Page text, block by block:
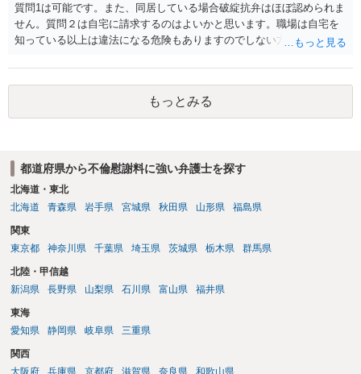
質問1は可能です。また、同居している場合破綻抗弁はほぼ認められま
せん。質問２は自宅に請求するのはよいかと思います。職場は自宅を
知っている以上は違法になる危険もありますのでしない方が良いで
かと思います。有責配偶者ですので相手方からの離婚は拒否しても仮
に訴訟されても法的に成立しません。質問５は認知すると養育費支払
い、相続権が発生します。合意があれば法的に可能ですが法律で強制
することはできません。質問６は可能です。質問７は不貞行為の写真
もっとみる
都道府県から不倫慰謝料に強い弁護士を探す
北海道・東北
北海道
青森県 岩手県 宮城県 秋田県 山形県 福島県
関東
東京都
神奈川県 千葉県 埼玉県 茨城県 栃木県 群馬県
北陸・甲信越
新潟県
長野県 山梨県 石川県 富山県 福井県
東海
愛知県
静岡県 岐阜県 三重県
関西